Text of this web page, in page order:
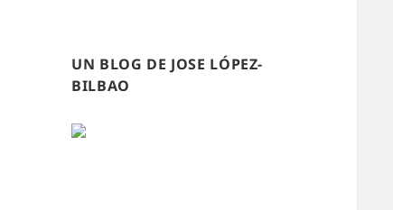
UN BLOG DE JOSE LÓPEZ-
BILBAO